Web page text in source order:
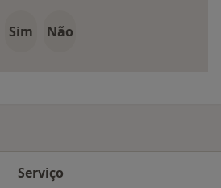
Sim Não
Serviço